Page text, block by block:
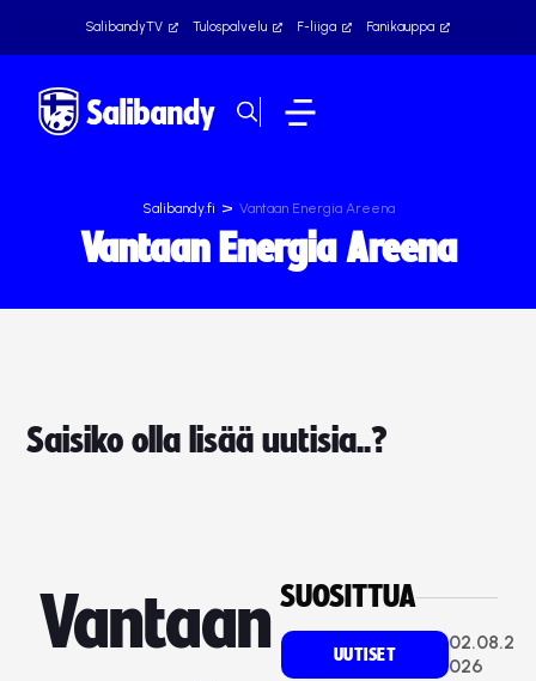
SalibandyTV Tulospalvelu F-liiga Fanikauppa
Salibandy.fi > Vantaan Energia Areena
Vantaan Energia Areena
Saisiko olla lisää uutisia..?
Vantaan SUOSITTUA
UUTISET
02.08.2
026